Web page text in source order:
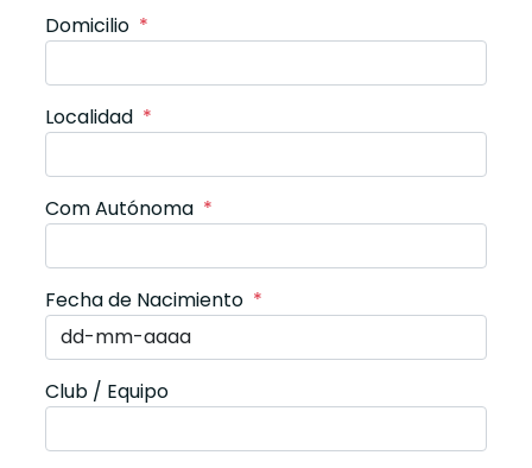
Domicilio *
Localidad *
Com Autónoma *
Fecha de Nacimiento *
Club / Equipo